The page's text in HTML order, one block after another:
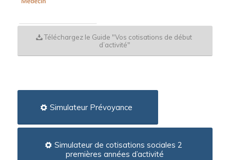
Téléchargez le Guide "Vos cotisations de début
d’activité"
Simulateur Prévoyance
Simulateur de cotisations sociales 2
premières années d’activité